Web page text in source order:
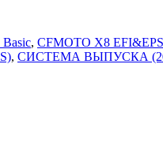
, CFMOTO X8 EFI&EPS
, СИСТЕМА ВЫПУСКА